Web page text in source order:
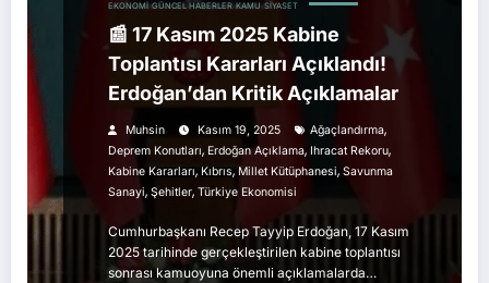
EKONOMI GÜNCEL HABERLER KAMU SIYASET
📰 17 Kasım 2025 Kabine
Toplantısı Kararları Açıklandı!
Erdoğan’dan Kritik Açıklamalar
Muhsin Kasım 19, 2025 Ağaçlandırma,
Deprem Konutları, Erdoğan Açıklama, Ihracat Rekoru,
Kabine Kararları, Kıbrıs, Millet Kütüphanesi, Savunma
Sanayi, Şehitler, Türkiye Ekonomisi
Cumhurbaşkanı Recep Tayyip Erdoğan, 17 Kasım
2025 tarihinde gerçekleştirilen kabine toplantısı
sonrası kamuoyuna önemli açıklamalarda…